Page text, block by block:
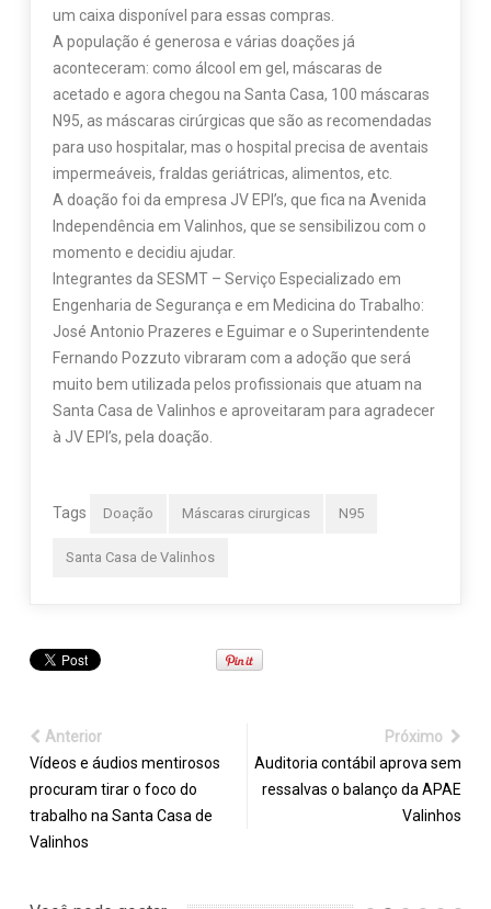
um caixa disponível para essas compras.
A população é generosa e várias doações já
aconteceram: como álcool em gel, máscaras de
acetado e agora chegou na Santa Casa, 100 máscaras
N95, as máscaras cirúrgicas que são as recomendadas
para uso hospitalar, mas o hospital precisa de aventais
impermeáveis, fraldas geriátricas, alimentos, etc.
A doação foi da empresa JV EPI’s, que fica na Avenida
Independência em Valinhos, que se sensibilizou com o
momento e decidiu ajudar.
Integrantes da SESMT – Serviço Especializado em
Engenharia de Segurança e em Medicina do Trabalho:
José Antonio Prazeres e Eguimar e o Superintendente
Fernando Pozzuto vibraram com a adoção que será
muito bem utilizada pelos profissionais que atuam na
Santa Casa de Valinhos e aproveitaram para agradecer
à JV EPI’s, pela doação.
Tags Doação Máscaras cirurgicas N95
Santa Casa de Valinhos
Anterior
Vídeos e áudios mentirosos
procuram tirar o foco do
trabalho na Santa Casa de
Valinhos
Próximo
Auditoria contábil aprova sem
ressalvas o balanço da APAE
Valinhos